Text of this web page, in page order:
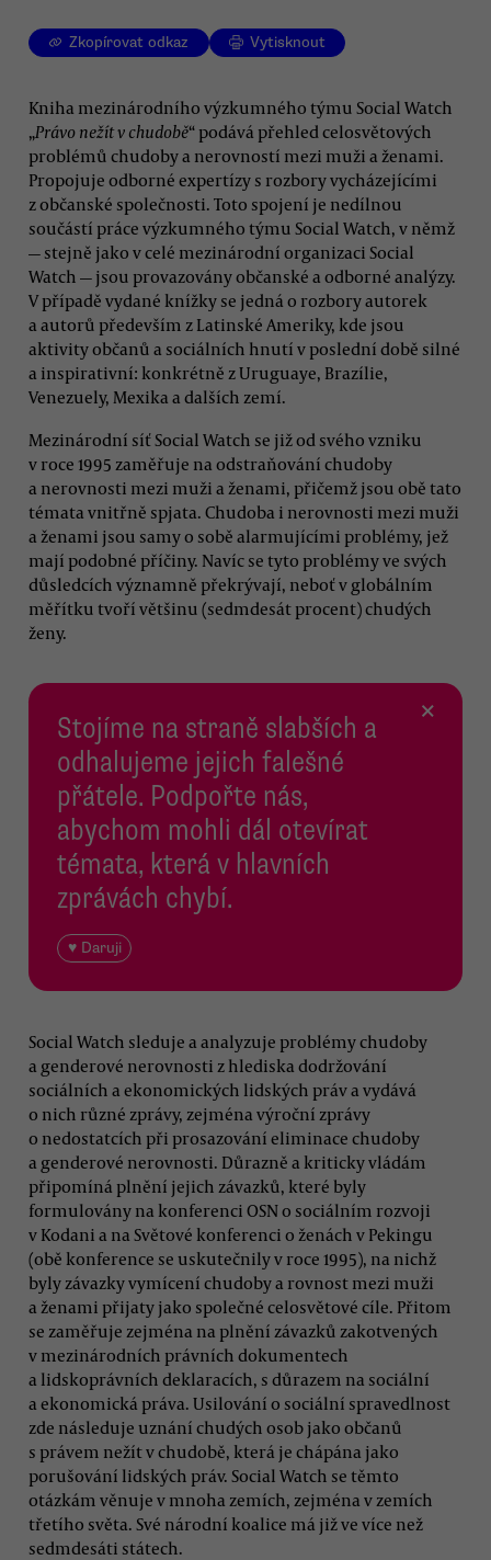
Zkopírovat odkaz Vytisknout
Kniha mezinárodního výzkumného týmu Social Watch
„Právo nežít v chudobě“ podává přehled celosvětových
problémů chudoby a nerovností mezi muži a ženami.
Propojuje odborné expertízy s rozbory vycházejícími
z občanské společnosti. Toto spojení je nedílnou
součástí práce výzkumného týmu Social Watch, v němž
— stejně jako v celé mezinárodní organizaci Social
Watch — jsou provazovány občanské a odborné analýzy.
V případě vydané knížky se jedná o rozbory autorek
a autorů především z Latinské Ameriky, kde jsou
aktivity občanů a sociálních hnutí v poslední době silné
a inspirativní: konkrétně z Uruguaye, Brazílie,
Venezuely, Mexika a dalších zemí.
Mezinárodní síť Social Watch se již od svého vzniku
v roce 1995 zaměřuje na odstraňování chudoby
a nerovnosti mezi muži a ženami, přičemž jsou obě tato
témata vnitřně spjata. Chudoba i nerovnosti mezi muži
a ženami jsou samy o sobě alarmujícími problémy, jež
mají podobné příčiny. Navíc se tyto problémy ve svých
důsledcích významně překrývají, neboť v globálním
měřítku tvoří většinu (sedmdesát procent) chudých
ženy.
Stojíme na straně slabších a
odhalujeme jejich falešné
přátele. Podpořte nás,
abychom mohli dál otevírat
témata, která v hlavních
zprávách chybí.
♥ Daruji
×
Social Watch sleduje a analyzuje problémy chudoby
a genderové nerovnosti z hlediska dodržování
sociálních a ekonomických lidských práv a vydává
o nich různé zprávy, zejména výroční zprávy
o nedostatcích při prosazování eliminace chudoby
a genderové nerovnosti. Důrazně a kriticky vládám
připomíná plnění jejich závazků, které byly
formulovány na konferenci OSN o sociálním rozvoji
v Kodani a na Světové konferenci o ženách v Pekingu
(obě konference se uskutečnily v roce 1995), na nichž
byly závazky vymícení chudoby a rovnost mezi muži
a ženami přijaty jako společné celosvětové cíle. Přitom
se zaměřuje zejména na plnění závazků zakotvených
v mezinárodních právních dokumentech
a lidskoprávních deklaracích, s důrazem na sociální
a ekonomická práva. Usilování o sociální spravedlnost
zde následuje uznání chudých osob jako občanů
s právem nežít v chudobě, která je chápána jako
porušování lidských práv. Social Watch se těmto
otázkám věnuje v mnoha zemích, zejména v zemích
třetího světa. Své národní koalice má již ve více než
sedmdesáti státech.